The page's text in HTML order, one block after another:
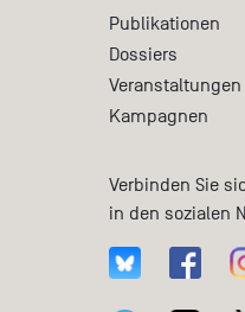
Publikationen
Dossiers
Veranstaltungen
Kampagnen
Verbinden Sie
in den sozialen